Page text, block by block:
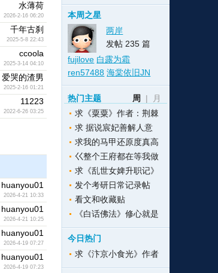
n n l
e
室
水薄荷
2026-2-16 06:20
千年古刹
2025-5-8 22:43
ccoola
2025-3-14 04:10
爱哭的渣男
2025-2-16 01:21
11223
2022-6-26 03:25
huanyou01
2026-4-21 10:33
huanyou01
2026-4-21 10:25
huanyou01
2026-4-19 07:27
huanyou01
2026-4-19 07:23
本周之星
两岸
发帖 235 篇
fujilove 白露为霜
ren57488 海棠依旧JN
周 | 月
热门主题
求《粟粟》作者：荆棘
求 据说宸妃善解人意
求我的马甲还原度真高
巜整个王府都在等我做
求《乱世女婢升职记》
发个考研日常记录帖
看文和收藏贴
《白话佛法》修心就是
今日热门
求《汴京小食光》作者